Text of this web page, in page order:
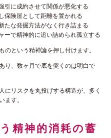
引に成約させて関係が悪化する
保険屋として距離を置かれる
たな発掘方法がなく行き詰まる
ーで精神的に追い詰められ孤立する
という精神論を押し付けます。
り、数ヶ月で底を突くのは明白で
にリスクを丸投げする構造が、多く
ます。
精神的消耗の蓄